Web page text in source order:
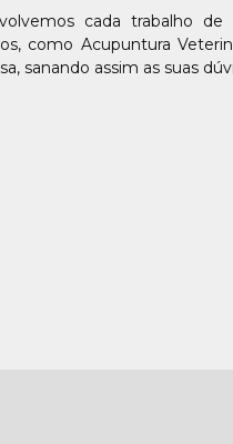
cada trabalho
como Acupuntura
sanando assim as suas